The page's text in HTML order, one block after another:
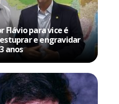
Flávio para vice é
e engravidar
anos